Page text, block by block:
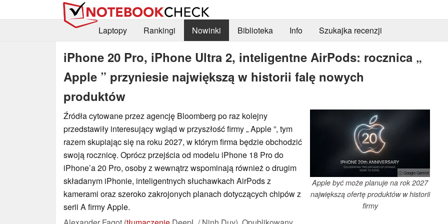
Laptopy Rankingi Nowinki Biblioteka Info Szukajka recenzji
iPhone 20 Pro, iPhone Ultra 2, inteligentne AirPods: rocznica „
Apple ” przyniesie największą w historii falę nowych
produktów
ⓘ Google Gemini
Apple być może planuje na rok 2027
największą ofertę produktów w historii
firmy
Źródła cytowane przez agencję Bloomberg po raz kolejny
przedstawiły interesujący wgląd w przyszłość firmy „ Apple ”, tym
razem skupiając się na roku 2027, w którym firma będzie obchodzić
swoją rocznicę. Oprócz przejścia od modelu iPhone 18 Pro do
iPhone’a 20 Pro, osoby z wewnątrz wspominają również o drugim
składanym iPhonie, inteligentnych słuchawkach AirPods z
kamerami oraz szeroko zakrojonych planach dotyczących chipów z
serii A firmy Apple.